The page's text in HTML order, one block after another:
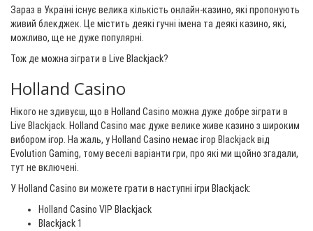
Зараз в Україні існує велика кількість онлайн-казино, які пропонують
живий блекджек. Це містить деякі гучні імена та деякі казино, які,
можливо, ще не дуже популярні.
Тож де можна зіграти в Live Blackjack?
Holland Casino
Нікого не здивуєш, що в Holland Casino можна дуже добре зіграти в
Live Blackjack. Holland Casino має дуже велике живе казино з широким
вибором ігор. На жаль, у Holland Casino немає ігор Blackjack від
Evolution Gaming, тому веселі варіанти гри, про які ми щойно згадали,
тут не включені.
У Holland Casino ви можете грати в наступні ігри Blackjack:
Holland Casino VIP Blackjack
Blackjack 1